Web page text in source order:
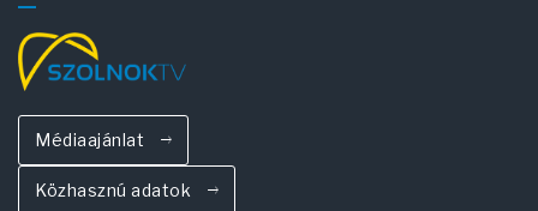
Médiaajánlat
Közhasznú adatok